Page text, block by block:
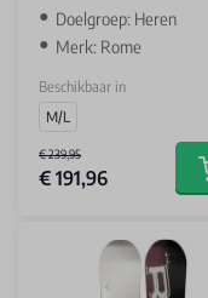
Doelgroep: Heren
Merk: Rome
Beschikbaar in
M/L
€ 239,95
€ 191,96